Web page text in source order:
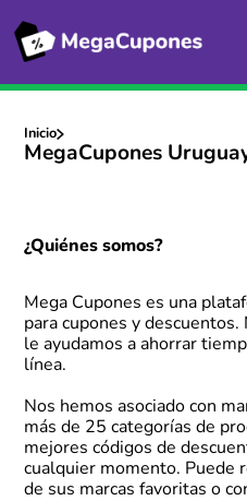
Inicio
MegaCupones
¿Quiénes somos?
Mega Cupones es una
para cupones y
le ayudamos a ahorrar
línea.
Nos hemos asociado con
más de 25 categorías de
mejores códigos de
cualquier momento. Puede
de sus marcas favoritas o